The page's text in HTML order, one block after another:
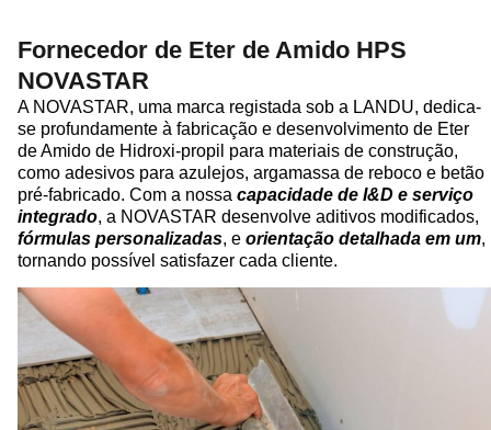
Fornecedor de Eter de Amido HPS
NOVASTAR
A NOVASTAR, uma marca registada sob a LANDU, dedica-
se profundamente à fabricação e desenvolvimento de Eter
de Amido de Hidroxi-propil para materiais de construção,
como adesivos para azulejos, argamassa de reboco e betão
pré-fabricado. Com a nossa capacidade de I&D e serviço
integrado, a NOVASTAR desenvolve aditivos modificados,
fórmulas personalizadas, e orientação detalhada em um,
tornando possível satisfazer cada cliente.